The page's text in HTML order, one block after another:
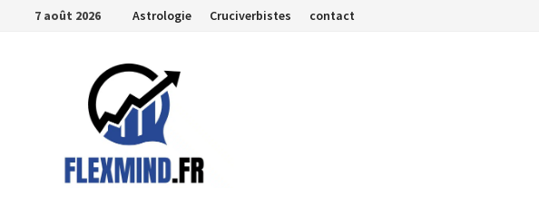
Passer7 août 2026 Astrologie Cruciverbistes contact